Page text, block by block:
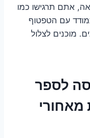
אתם תרגישו כמו
עם הטפטוף
מוכנים לצלול
לספר